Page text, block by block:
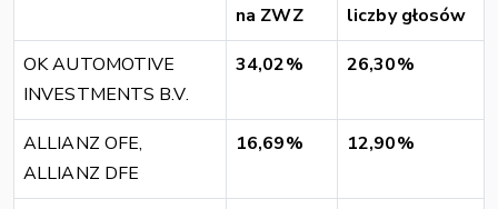
na ZWZ
liczby głosów
OK AUTOMOTIVE
INVESTMENTS B.V.
34,02% 26,30%
ALLIANZ OFE,
ALLIANZ DFE
16,69% 12,90%